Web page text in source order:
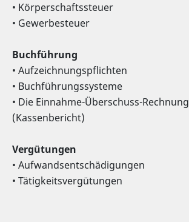
• Körperschaftssteuer
• Gewerbesteuer
Buchführung
• Aufzeichnungspflichten
• Buchführungssysteme
• Die Einnahme-Überschuss-Rechnung
(Kassenbericht)
Vergütungen
• Aufwandsentschädigungen
• Tätigkeitsvergütungen